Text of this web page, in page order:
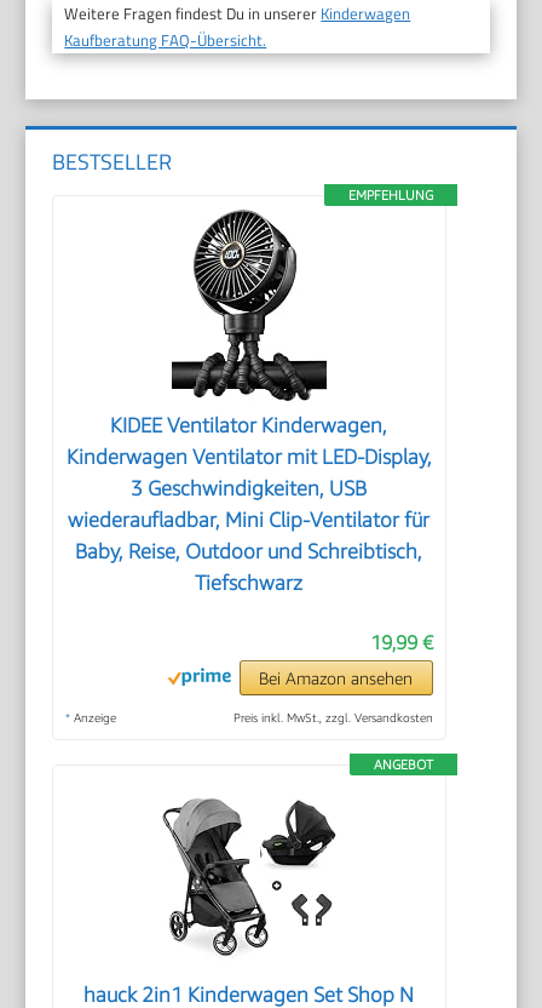
Weitere Fragen findest Du in unserer Kinderwagen
Kaufberatung FAQ-Übersicht.
BESTSELLER
EMPFEHLUNG
KIDEE Ventilator Kinderwagen,
Kinderwagen Ventilator mit LED-Display,
3 Geschwindigkeiten, USB
wiederaufladbar, Mini Clip-Ventilator für
Baby, Reise, Outdoor und Schreibtisch,
Tiefschwarz
19,99 €
Bei Amazon ansehen
* Anzeige Preis inkl. MwSt., zzgl. Versandkosten
ANGEBOT
hauck 2in1 Kinderwagen Set Shop N